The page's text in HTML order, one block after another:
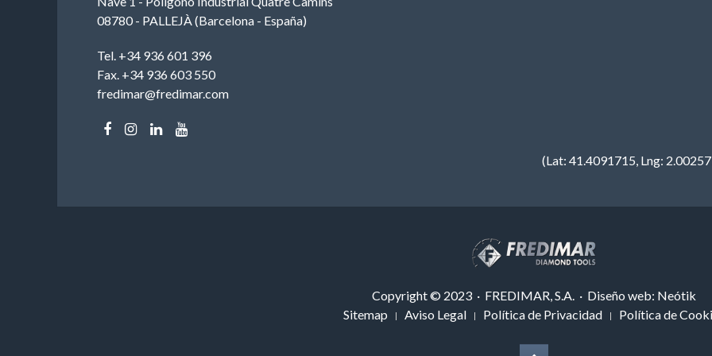
08780 - PALLEJÀ (Barcelona - España)
Tel. +34 936 601 396
Fax. +34 936 603 550
fredimar@fredimar.com
(Lat: 41.4091715, Lng:
Copyright © 2023 · FREDIMAR, S.A. · Diseño web: Neótik
Sitemap
Aviso Legal Política de Privacidad Política de